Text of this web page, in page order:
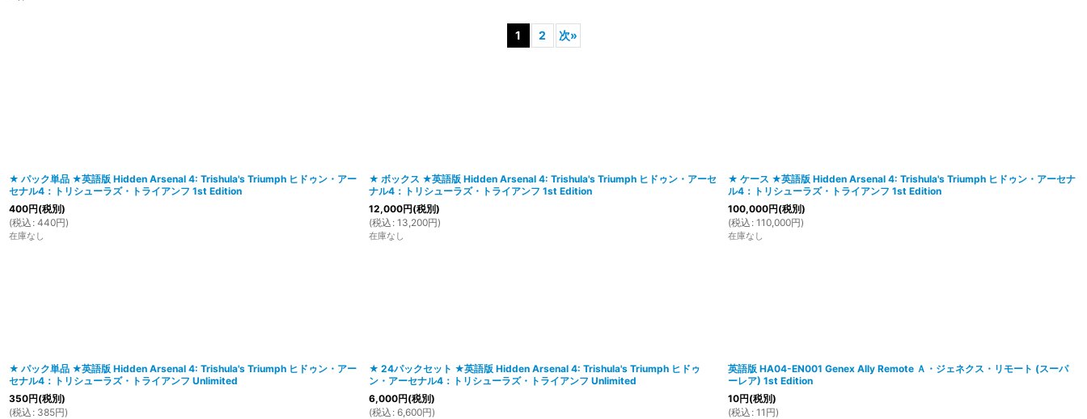
1 2 次»
★ パック単品 ★英語版 Hidden Arsenal 4: Trishula's Triumph ヒドゥン・アー
セナル4：トリシューラズ・トライアンフ 1st Edition
400円(税別)
(税込 : 440円)
在庫なし
★ ボックス ★英語版 Hidden Arsenal 4: Trishula's Triumph ヒドゥン・アーセ
ナル4：トリシューラズ・トライアンフ 1st Edition
12,000円(税別)
(税込 : 13,200円)
在庫なし
★ ケース ★英語版 Hidden Arsenal 4: Trishula's Triumph ヒドゥン・アーセナ
ル4：トリシューラズ・トライアンフ 1st Edition
100,000円(税別)
(税込 : 110,000円)
在庫なし
★ パック単品 ★英語版 Hidden Arsenal 4: Trishula's Triumph ヒドゥン・アー
セナル4：トリシューラズ・トライアンフ Unlimited
350円(税別)
(税込 : 385円)
★ 24パックセット ★英語版 Hidden Arsenal 4: Trishula's Triumph ヒドゥ
ン・アーセナル4：トリシューラズ・トライアンフ Unlimited
6,000円(税別)
(税込 : 6,600円)
英語版 HA04-EN001 Genex Ally Remote Ａ・ジェネクス・リモート (スーパ
ーレア) 1st Edition
10円(税別)
(税込 : 11 円)